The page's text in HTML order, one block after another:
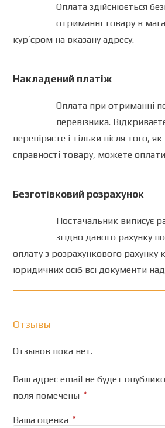
Оплата здійснюється
отриманні товару в
кур’єром на вказану адресу.
Накладений платіж
Оплата при отриманні
перевізника.
перевіряєте і тільки після того, як
справності товару, можете
Безготівковий розрахунок
Постачальник виписує
згідно даного рахунку
оплату з розрахункового рахунку
юридичних осіб всі документи
Отзывы
Отзывов пока нет.
Ваш адрес email не будет
поля помечены *
Ваша оценка *